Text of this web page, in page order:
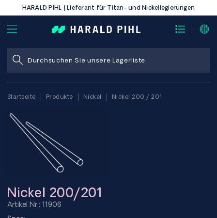
HARALD PIHL | Lieferant für Titan- und Nickellegierungen
Startseite Produkte Nickel Nickel 200 / 201
Nickel 200/201
Artikel Nr.: 11906